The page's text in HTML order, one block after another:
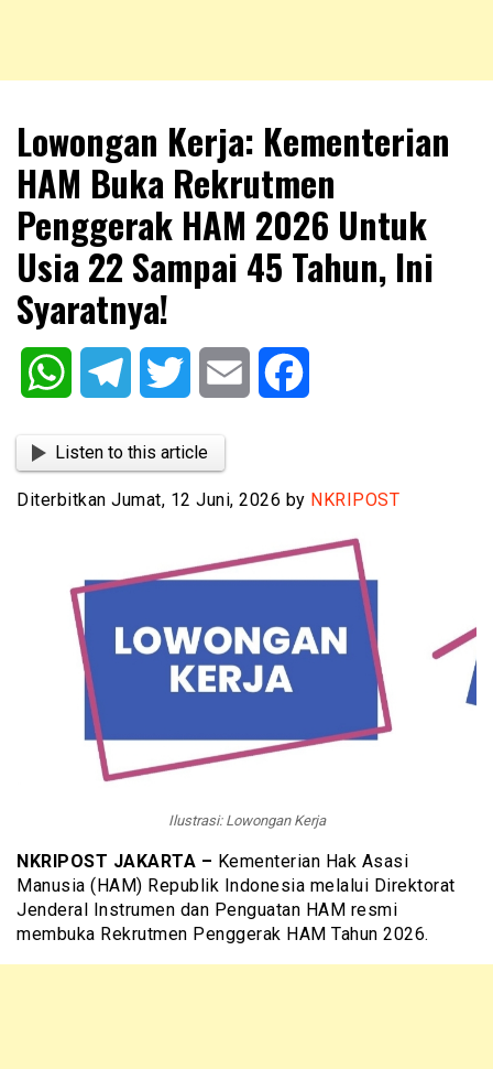
NKRIPOST
Lowongan Kerja: Kementerian
HAM Buka Rekrutmen
Penggerak HAM 2026 Untuk
Usia 22 Sampai 45 Tahun, Ini
Syaratnya!
WhatsAppTelegram Twitter Email
Listen to this article
Diterbitkan Jumat, 12 Juni, 2026 by NKRIPOST
Ilustrasi: Lowongan Kerja
NKRIPOST JAKARTA – Kementerian Hak Asasi
Manusia (HAM) Republik Indonesia melalui Direktorat
Jenderal Instrumen dan Penguatan HAM resmi
membuka Rekrutmen Penggerak HAM Tahun 2026.